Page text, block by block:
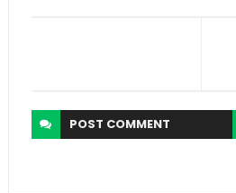
POST COMMENT